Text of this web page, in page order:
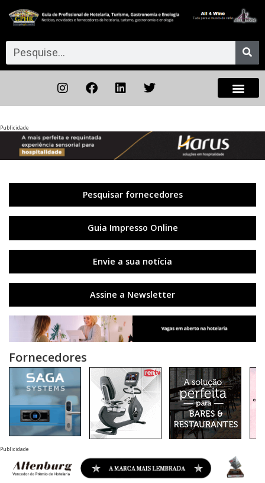
Publicidade
Pesquisar fornecedores
Guia Impresso Online
Envie a sua notícia
Assine a Newsletter
Fornecedores
Publicidade